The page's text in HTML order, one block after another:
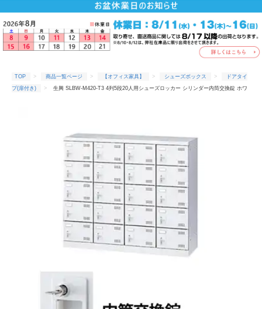
TOP 商品一覧ページ 【オフィス家具】 シューズボックス
ドアタイ
プ(扉付き)
生興 SLBW-M420-T3 4列5段20人用シューズロッカー シリンダー内筒交換錠 ホワ